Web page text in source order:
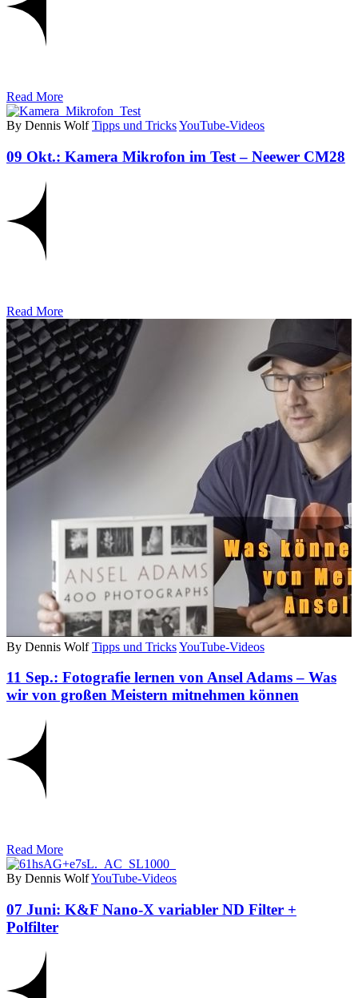
Read More
By Dennis Wolf Tipps und TricksYouTube-Videos
09 Okt.: Kamera Mikrofon im Test – Neewer CM28
Read More
By Dennis Wolf Tipps und TricksYouTube-Videos
11 Sep.: Fotografie lernen von Ansel Adams – Was
wir von großen Meistern mitnehmen können
Read More
By Dennis WolfYouTube-Videos
07 Juni: K&F Nano-X variabler ND Filter +
Polfilter